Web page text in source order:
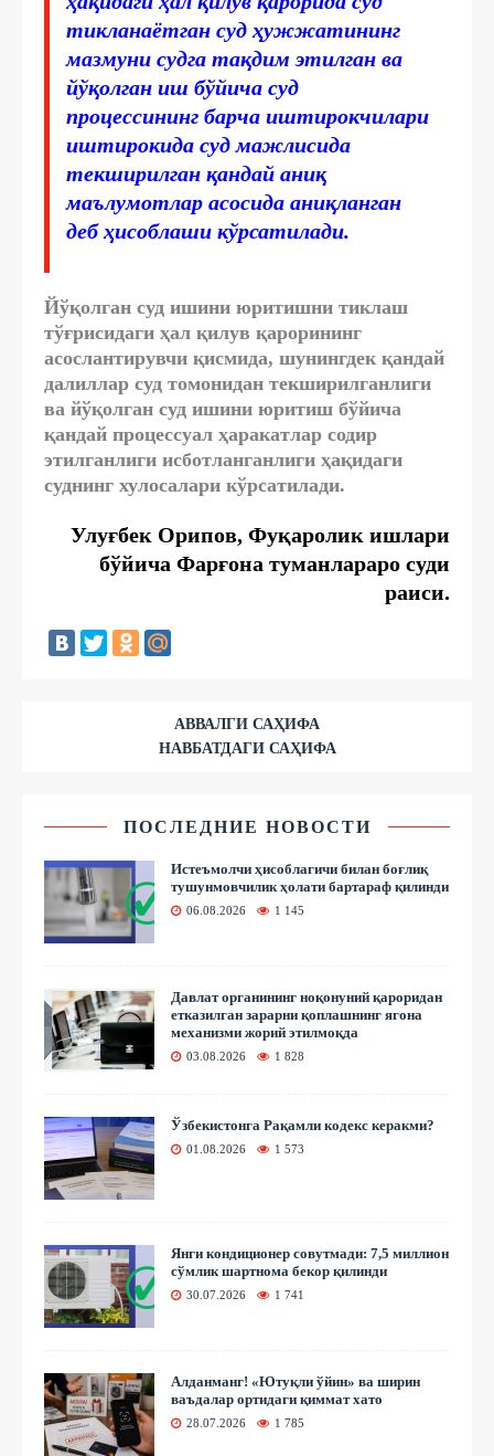
тикланаётган суд ҳужжатининг
мазмуни судга тақдим этилган ва
йўқолган иш бўйича суд
процессининг барча иштирокчилари
иштирокида суд мажлисида
текширилган қандай аниқ
маълумотлар асосида аниқланган
деб ҳисоблаши кўрсатилади.
Йўқолган суд ишини юритишни тиклаш
тўғрисидаги ҳал қилув қарорининг
асослантирувчи қисмида, шунингдек қандай
далиллар суд томонидан текширилганлиги
ва йўқолган суд ишини юритиш бўйича
қандай процессуал ҳаракатлар содир
этилганлиги исботланганлиги ҳақидаги
суднинг хулосалари кўрсатилади.
Улуғбек Орипов, Фуқаролик ишлари
бўйича Фарғона туманлараро суди
раиси.
АВВАЛГИ САҲИФА
НАВБАТДАГИ САҲИФА
ПОСЛЕДНИЕ НОВОСТИ
Истеъмолчи ҳисоблагичи билан боғлиқ
тушунмовчилик ҳолати бартараф қилинди
06.08.2026 1 145
Давлат органининг ноқонуний қароридан
етказилган зарарни қоплашнинг ягона
механизми жорий этилмоқда
03.08.2026 1 828
Ўзбекистонга Рақамли кодекс керакми?
01.08.2026 1 573
Янги кондиционер совутмади: 7,5 миллион
сўмлик шартнома бекор қилинди
30.07.2026 1 741
Алданманг! «Ютуқли ўйин» ва ширин
ваъдалар ортидаги қиммат хато
28.07.2026 1 785